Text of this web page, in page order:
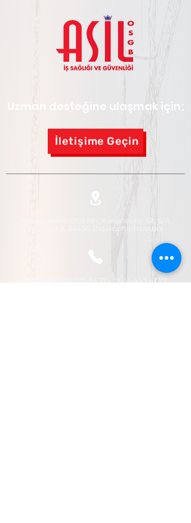
Uzman desteğine ulaşmak için;
İkitelli OSB Mh. Keresteciler Sit. 6/A
Blok Kat:3, 34490 Başakşehir/İstanbul
Telefo 0212 670 33 77 - 0546 443 47 27
İletişime Geçin